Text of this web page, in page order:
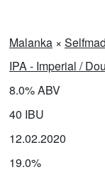
Malanka ×
IPA - Imperial /
8.0% ABV
40 IBU
12.02.2020
19.0%